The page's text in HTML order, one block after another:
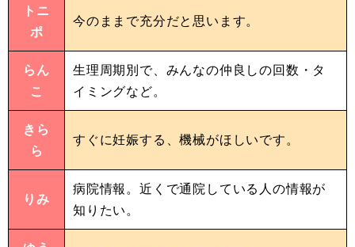
トニ
ポ
今のままで充分だと思います。
らん
こ
生理周期別で、みんなの仲良しの回数・タ
イミングなど。
きら
ら
すぐに妊娠する、機械がほしいです。
りみ
病院情報。近くで通院している人の情報が
知りたい。